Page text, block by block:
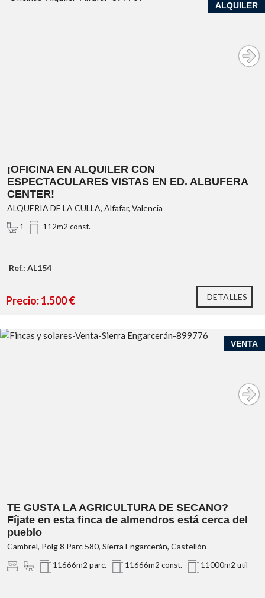
ALQUILER
¡OFICINA EN ALQUILER CON
ESPECTACULARES VISTAS EN ED. ALBUFERA
CENTER!
ALQUERIA DE LA CULLA, Alfafar, Valencia
1 112m2 const.
Ref.: AL154
Precio: 1.500 € DETALLES
VENTA
TE GUSTA LA AGRICULTURA DE SECANO?
Fíjate en esta finca de almendros está cerca del
pueblo
Cambrel, Polg 8 Parc 580, Sierra Engarcerán, Castellón
11666m2 parc. 11666m2 const. 11000m2 util